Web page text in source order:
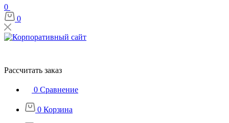
0
0
Рассчитать заказ
0 Сравнение
0 Корзина